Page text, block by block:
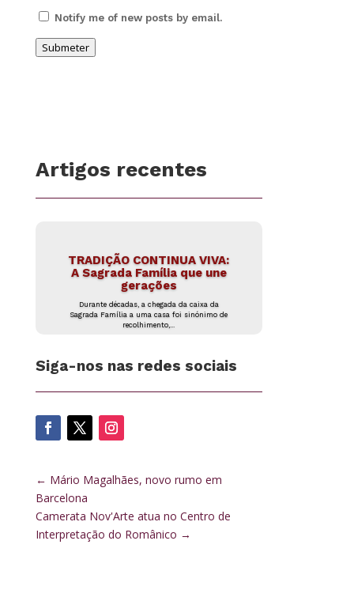
Notify me of new posts by email.
Submeter
Artigos recentes
TRADIÇÃO CONTINUA VIVA:
A Sagrada Família que une
gerações
Durante décadas, a chegada da caixa da
Sagrada Família a uma casa foi sinónimo de
recolhimento,...
Siga-nos nas redes sociais
← Mário Magalhães, novo rumo em
Barcelona
Camerata Nov'Arte atua no Centro de
Interpretação do Românico →